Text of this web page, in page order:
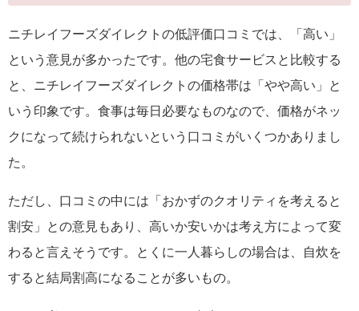
ニチレイフーズダイレクトの低評価口コミでは、「高い」
という意見が多かったです。他の宅食サービスと比較する
と、ニチレイフーズダイレクトの価格帯は「やや高い」と
いう印象です。食事は毎日必要なものなので、価格がネッ
クになって続けられないという口コミがいくつかありまし
た。
ただし、口コミの中には「おかずのクオリティを考えると
割安」との意見もあり、高いか安いかは考え方によって変
わると言えそうです。とくに一人暮らしの場合は、自炊を
すると結局割高になることが多いもの。